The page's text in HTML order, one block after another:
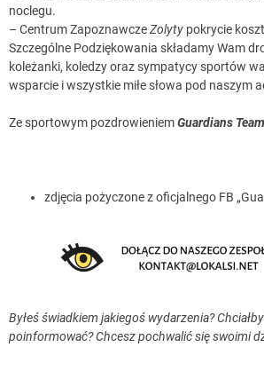
noclegu.
– Centrum ZapoznawczeZolyty pokrycie
Szczególne Podziękowania składamy Wam
koleżanki, koledzy oraz sympatycy sportów
wsparcie i wszystkie miłe słowa pod naszym
Ze sportowym pozdrowieniemGuardians Team
zdjęcia pożyczone z oficjalnego FB
Byłeś świadkiem jakiegoś wydarzenia?
poinformować? Chcesz pochwalić się swoimi